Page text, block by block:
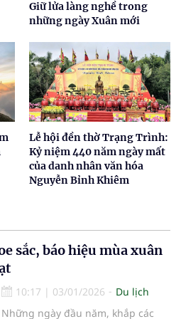
Giữ lửa làng nghề trong
những ngày Xuân mới
Lễ hội đền thờ Trạng Trình:
Kỷ niệm 440 năm ngày mất
của danh nhân văn hóa
Nguyễn Bỉnh Khiêm
sắc, báo hiệu mùa xuân
10:17 | 03/01/2026
Du lịch
Những ngày đầu năm, khắp các